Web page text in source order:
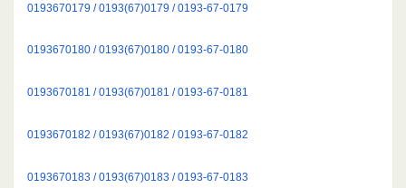
0193670179 / 0193(67)0179 / 0193-67-0179
0193670180 / 0193(67)0180 / 0193-67-0180
0193670181 / 0193(67)0181 / 0193-67-0181
0193670182 / 0193(67)0182 / 0193-67-0182
0193670183 / 0193(67)0183 / 0193-67-0183